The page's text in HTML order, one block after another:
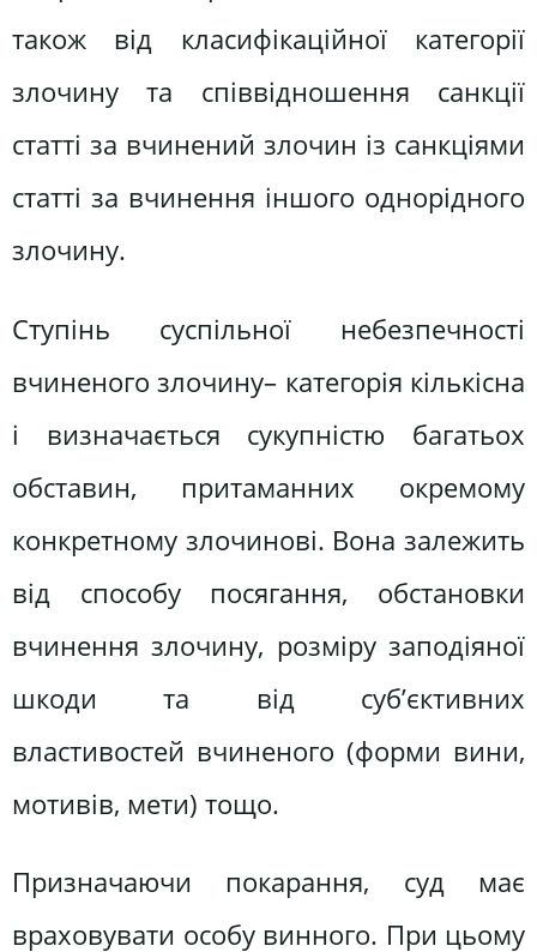
також від класифікаційної категорії
злочину та співвідношення санкції
статті за вчинений злочин із санкціями
статті за вчинення іншого однорідного
злочину.
Ступінь суспільної небезпечності
вчиненого злочину– категорія кількісна
і визначається сукупністю багатьох
обставин, притаманних окремому
конкретному злочинові. Вона залежить
від способу посягання, обстановки
вчинення злочину, розміру заподіяної
шкоди та від суб’єктивних
властивостей вчиненого (форми вини,
мотивів, мети) тощо.
Призначаючи покарання, суд має
враховувати особу винного. При цьому